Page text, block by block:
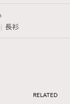
長衫
RELATED